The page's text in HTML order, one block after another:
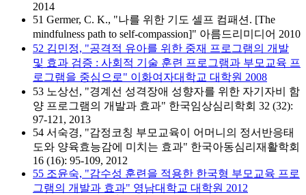
2014
51 Germer, C. K., "나를 위한 기도 셀프 컴패션. [The
mindfulness path to self-compassion]" 아름드리미디어 2010
52 김민정, "공격적 유아를 위한 중재 프로그램의 개발
및 효과 검증 : 사회적 기술 훈련 프로그램과 부모교육 프
로그램을 중심으로" 이화여자대학교 대학원 2008
53 노상선, "경계선 성격장애 성향자를 위한 자기자비 함
양 프로그램의 개발과 효과" 한국임상심리학회 32 (32):
97-121, 2013
54 서숙경, "감정코칭 부모교육이 어머니의 정서반응태
도와 양육효능감에 미치는 효과" 한국아동심리재활학회
16 (16): 95-109, 2012
55 조윤숙, "감수성 훈련을 적용한 한국형 부모교육 프로
그램의 개발과 효과" 영남대학교 대학원 2012